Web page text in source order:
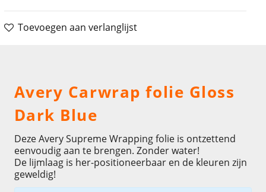
Toevoegen aan verlanglijst
Avery Carwrap folie Gloss
Dark Blue
Deze Avery Supreme Wrapping folie is ontzettend
eenvoudig aan te brengen. Zonder water!
De lijmlaag is her-positioneerbaar en de kleuren zijn
geweldig!